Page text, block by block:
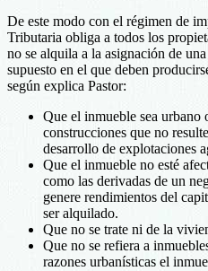
De este modo con el régimen de
Tributaria obliga a todos los
no se alquila a la asignación de
supuesto en el que deben
según explica Pastor:
Que el inmueble sea urbano
construcciones que no
desarrollo de explotaciones
Que el inmueble no esté
como las derivadas de un
genere rendimientos del
ser alquilado.
Que no se trate ni de la
Que no se refiera a
razones urbanísticas el